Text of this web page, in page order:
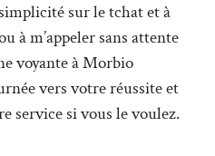
sur le tchat et à
à m’appeler sans attente
voyante à Morbio
vers votre réussite et
service si vous le voulez.